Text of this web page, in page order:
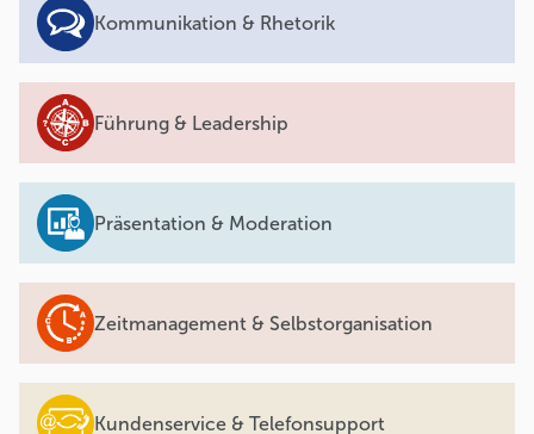
Kommunikation & Rhetorik
Führung & Leadership
Präsentation & Moderation
Zeitmanagement & Selbstorganisation
Kundenservice & Telefonsupport